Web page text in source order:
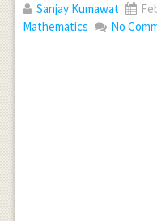
Sanjay Kumawat
Mathematics
No